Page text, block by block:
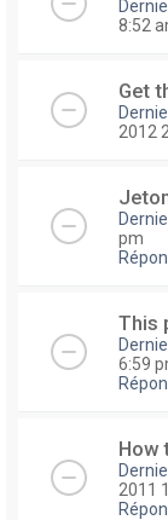
8:52
Get
2012
pm
This
6:59
How
2011